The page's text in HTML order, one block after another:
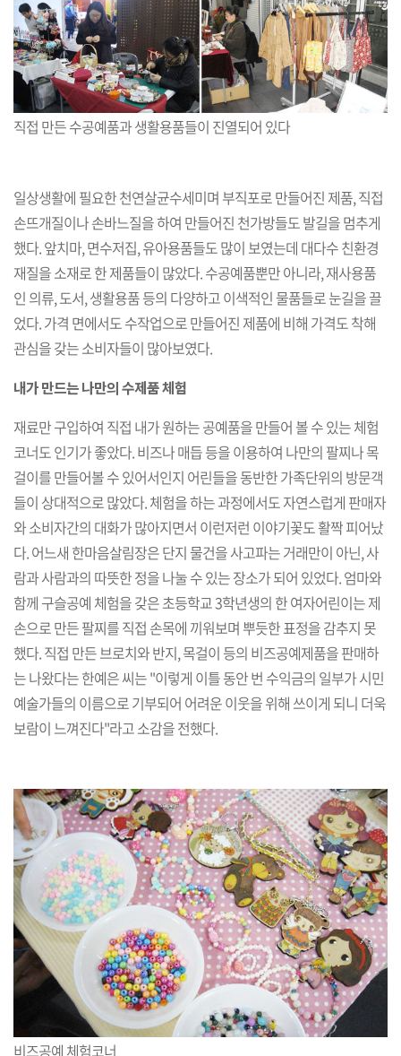
직접 만든 수공예품과 생활용품들이 진열되어 있다
일상생활에 필요한 천연살균수세미며 부직포로 만들어진 제품, 직접
손뜨개질이나 손바느질을 하여 만들어진 천가방들도 발길을 멈추게
했다. 앞치마, 면수저집, 유아용품들도 많이 보였는데 대다수 친환경
재질을 소재로 한 제품들이 많았다. 수공예품뿐만 아니라, 재사용품
인 의류, 도서, 생활용품 등의 다양하고 이색적인 물품들로 눈길을 끌
었다. 가격 면에서도 수작업으로 만들어진 제품에 비해 가격도 착해
관심을 갖는 소비자들이 많아보였다.
내가 만드는 나만의 수제품 체험
재료만 구입하여 직접 내가 원하는 공예품을 만들어 볼 수 있는 체험
코너도 인기가 좋았다. 비즈나 매듭 등을 이용하여 나만의 팔찌나 목
걸이를 만들어볼 수 있어서인지 어린들을 동반한 가족단위의 방문객
들이 상대적으로 많았다. 체험을 하는 과정에서도 자연스럽게 판매자
와 소비자간의 대화가 많아지면서 이런저런 이야기꽃도 활짝 피어났
다. 어느새 한마음살림장은 단지 물건을 사고파는 거래만이 아닌, 사
람과 사람과의 따뜻한 정을 나눌 수 있는 장소가 되어 있었다. 엄마와
함께 구슬공예 체험을 갖은 초등학교 3학년생의 한 여자어린이는 제
손으로 만든 팔찌를 직접 손목에 끼워보며 뿌듯한 표정을 감추지 못
했다. 직접 만든 브로치와 반지, 목걸이 등의 비즈공예제품을 판매하
는 나왔다는 한예은 씨는 "이렇게 이틀 동안 번 수익금의 일부가 시민
예술가들의 이름으로 기부되어 어려운 이웃을 위해 쓰이게 되니 더욱
보람이 느껴진다"라고 소감을 전했다.
비즈공예 체험코너